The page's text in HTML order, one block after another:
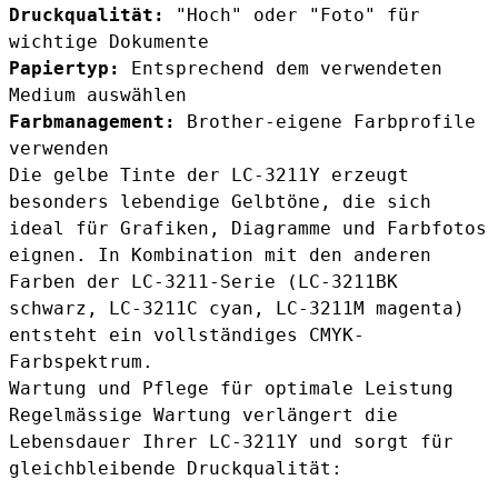
Druckqualität:
"Hoch" oder "Foto" für
wichtige Dokumente
Papiertyp:
Entsprechend dem verwendeten
Medium auswählen
Farbmanagement:
Brother-eigene Farbprofile
verwenden
Die gelbe Tinte der LC-3211Y erzeugt
besonders lebendige Gelbtöne, die sich
ideal für Grafiken, Diagramme und Farbfotos
eignen. In Kombination mit den anderen
Farben der LC-3211-Serie ( LC-3211BK
schwarz , LC-3211C cyan , LC-3211M magenta )
entsteht ein vollständiges CMYK-
Farbspektrum.
Wartung und Pflege für optimale Leistung
Regelmässige Wartung verlängert die
Lebensdauer Ihrer LC-3211Y und sorgt für
gleichbleibende Druckqualität: